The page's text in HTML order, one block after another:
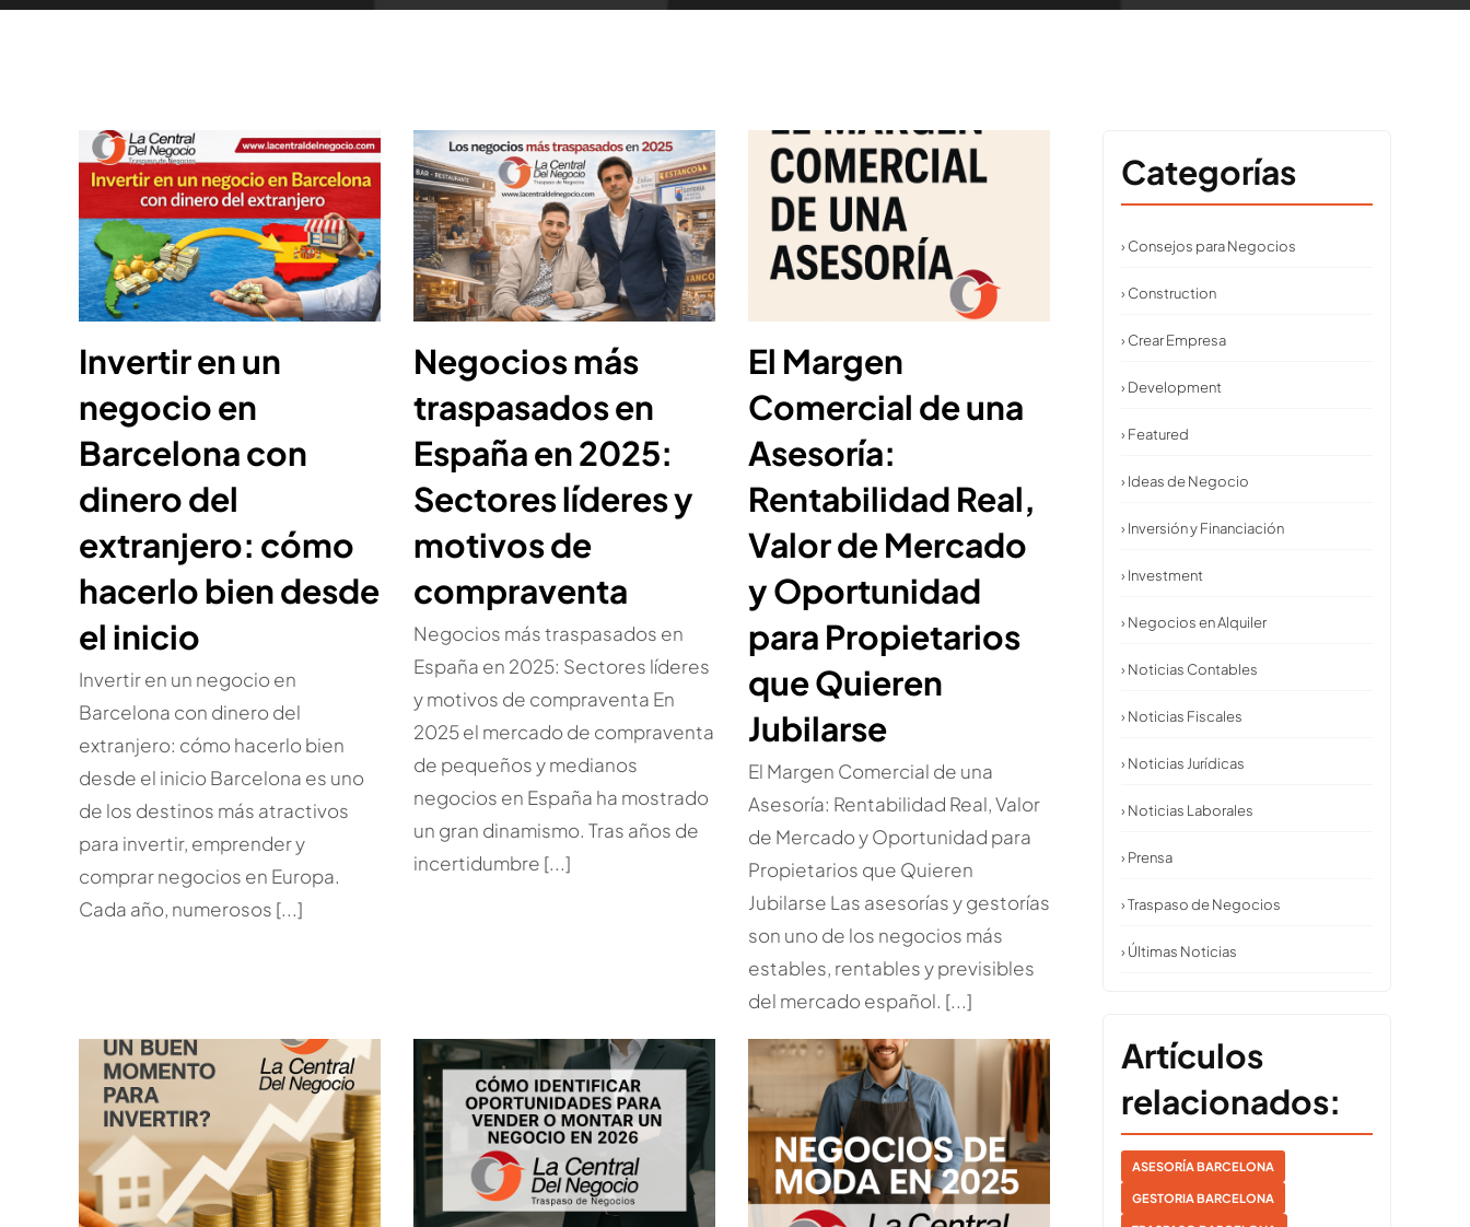
Invertir en un
negocio en
Barcelona con
dinero del
extranjero: cómo
hacerlo bien desde
el inicio
Invertir en un negocio en
Barcelona con dinero del
extranjero: cómo hacerlo bien
desde el inicio Barcelona es uno
de los destinos más atractivos
para invertir, emprender y
comprar negocios en Europa.
Cada año, numerosos [...]
Negocios más
traspasados en
España en 2025:
Sectores líderes y
motivos de
compraventa
Negocios más traspasados en
España en 2025: Sectores líderes
y motivos de compraventa En
2025 el mercado de compraventa
de pequeños y medianos
negocios en España ha mostrado
un gran dinamismo. Tras años de
incertidumbre [...]
El Margen
Comercial de una
Asesoría:
Rentabilidad Real,
Valor de Mercado
y Oportunidad
para Propietarios
que Quieren
Jubilarse
El Margen Comercial de una
Asesoría: Rentabilidad Real, Valor
de Mercado y Oportunidad para
Propietarios que Quieren
Jubilarse Las asesorías y gestorías
son uno de los negocios más
estables, rentables y previsibles
del mercado español. [...]
Categorías
› Consejos para Negocios
› Construction
› Crear Empresa
› Development
› Featured
› Ideas de Negocio
› Inversión y Financiación
› Investment
› Negocios en Alquiler
› Noticias Contables
› Noticias Fiscales
› Noticias Jurídicas
› Noticias Laborales
› Prensa
› Traspaso de Negocios
› Últimas Noticias
Artículos
relacionados:
ASESORÍA BARCELONA
GESTORIA BARCELONA